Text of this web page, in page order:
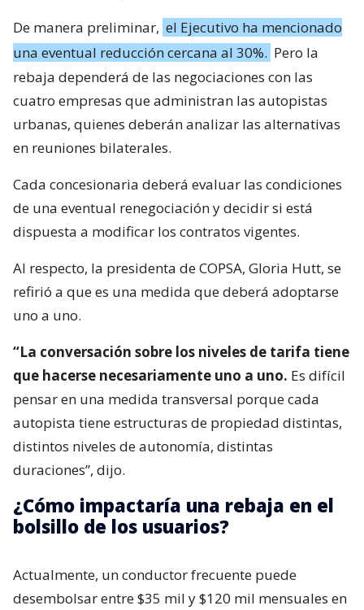
De manera preliminar, el Ejecutivo ha mencionado
una eventual reducción cercana al 30%. Pero la
rebaja dependerá de las negociaciones con las
cuatro empresas que administran las autopistas
urbanas, quienes deberán analizar las alternativas
en reuniones bilaterales.
Cada concesionaria deberá evaluar las condiciones
de una eventual renegociación y decidir si está
dispuesta a modificar los contratos vigentes.
Al respecto, la presidenta de COPSA, Gloria Hutt, se
refirió a que es una medida que deberá adoptarse
uno a uno.
“La conversación sobre los niveles de tarifa tiene
que hacerse necesariamente uno a uno. Es difícil
pensar en una medida transversal porque cada
autopista tiene estructuras de propiedad distintas,
distintos niveles de autonomía, distintas
duraciones”, dijo.
¿Cómo impactaría una rebaja en el
bolsillo de los usuarios?
Actualmente, un conductor frecuente puede
desembolsar entre $35 mil y $120 mil mensuales en